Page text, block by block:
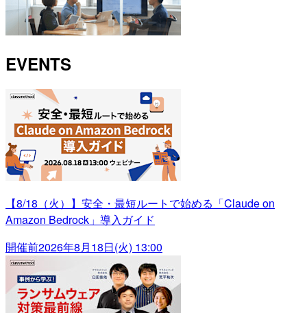
EVENTS
【8/18（火）】安全・最短ルートで始める「Claude on
Amazon Bedrock」導入ガイド
開催前2026年8月18日(火) 13:00